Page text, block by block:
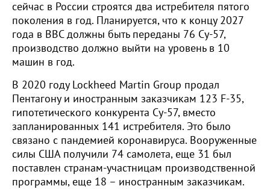
сейчас в России строятся два истребителя пятого
поколения в год. Планируется, что к концу 2027
года в ВВС должны быть переданы 76 Су-57,
производство должно выйти на уровень в 10
машин в год.
В 2020 году Lockheed Martin Group продал
Пентагону и иностранным заказчикам 123 F-35,
гипотетического конкурента Су-57, вместо
запланированных 141 истребителя. Это было
связано с пандемией коронавируса. Вооруженные
силы США получили 74 самолета, еще 31 был
поставлен странам-участницам производственной
программы, еще 18 – иностранным заказчикам.